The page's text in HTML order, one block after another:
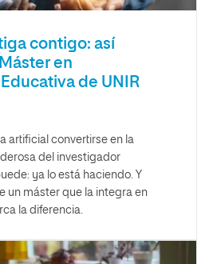
contigo: así
en
de UNIR
artificial convertirse en la
del investigador
ya lo está haciendo. Y
un máster que la integra en
la diferencia.